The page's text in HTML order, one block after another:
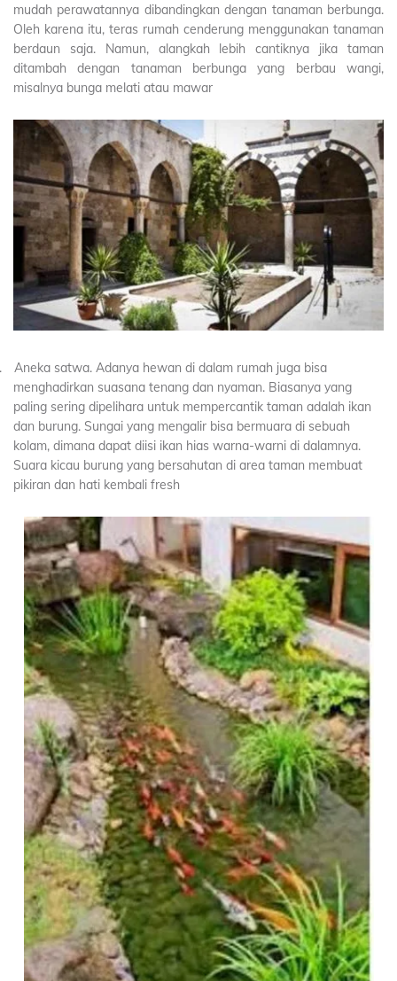
mudah perawatannya dibandingkan dengan tanaman berbunga.
Oleh karena itu, teras rumah cenderung menggunakan tanaman
berdaun saja. Namun, alangkah lebih cantiknya jika taman
ditambah dengan tanaman berbunga yang berbau wangi,
misalnya bunga melati atau mawar
Aneka satwa. Adanya hewan di dalam rumah juga bisa
menghadirkan suasana tenang dan nyaman. Biasanya yang
paling sering dipelihara untuk mempercantik taman adalah ikan
dan burung. Sungai yang mengalir bisa bermuara di sebuah
kolam, dimana dapat diisi ikan hias warna-warni di dalamnya.
Suara kicau burung yang bersahutan di area taman membuat
pikiran dan hati kembali fresh